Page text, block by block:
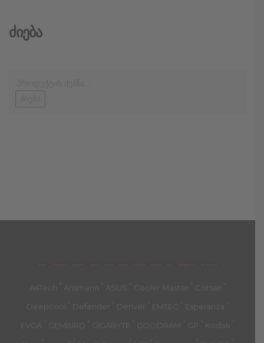
Ძიება
მთავარი კალათა
A4Tech ' Ansmann ' ASUS ' Cooler Master ' Corsair '
Deepcool ' Defender ' Denver ' EMTEC ' Esperanza '
EVGA ' GEMBIRD ' GIGABYTE ' GOODRAM ' GP ' Kodak '